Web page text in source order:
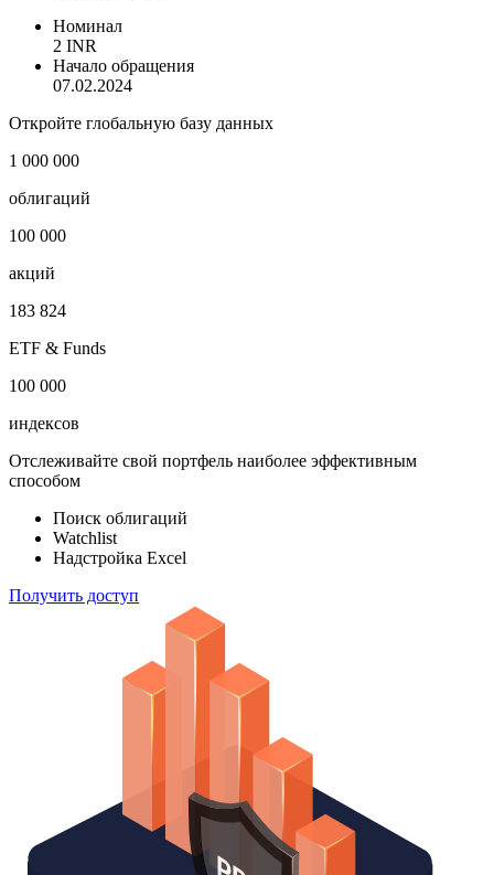
Номинал
2 INR
Начало обращения
07.02.2024
Откройте глобальную базу данных
1 000 000
облигаций
100 000
акций
183 824
ETF & Funds
100 000
индексов
Отслеживайте свой портфель наиболее эффективным
способом
Поиск облигаций
Watchlist
Надстройка Excel
Получить доступ